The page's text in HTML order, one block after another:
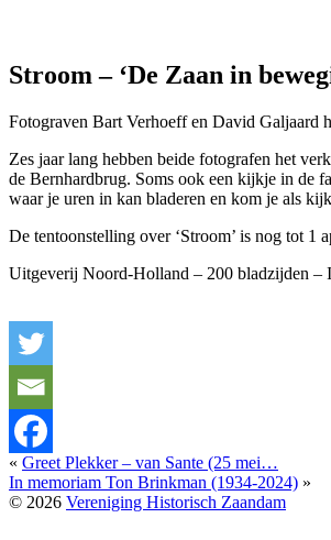
Stroom – ‘De Zaan in
Fotograven Bart Verhoeff en David Galjaard
Zes jaar lang hebben beide fotografen het
de Bernhardbrug. Soms ook een kijkje in de
waar je uren in kan bladeren en kom je als
De tentoonstelling over ‘Stroom’ is nog tot 1
Uitgeverij Noord-Holland – 200 bladzijden –
« Greet Plekker – van Sante (25 mei…
In memoriam Ton Brinkman (1934-2024) »
© 2026 Vereniging Historisch Zaandam